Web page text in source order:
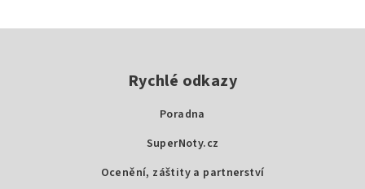
Rychlé odkazy
Poradna
SuperNoty.cz
Ocenění, záštity a partnerství